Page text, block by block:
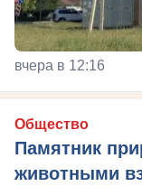
вчера в 12:16
Общество
Памятник
животными